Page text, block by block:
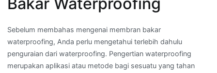
Bakar Waterproofing
Sebelum membahas mengenai membran bakar
waterproofing, Anda perlu mengetahui terlebih dahulu
penguraian dari waterproofing. Pengertian waterproofing
merupakan aplikasi atau metode bagi sesuatu yang tahan